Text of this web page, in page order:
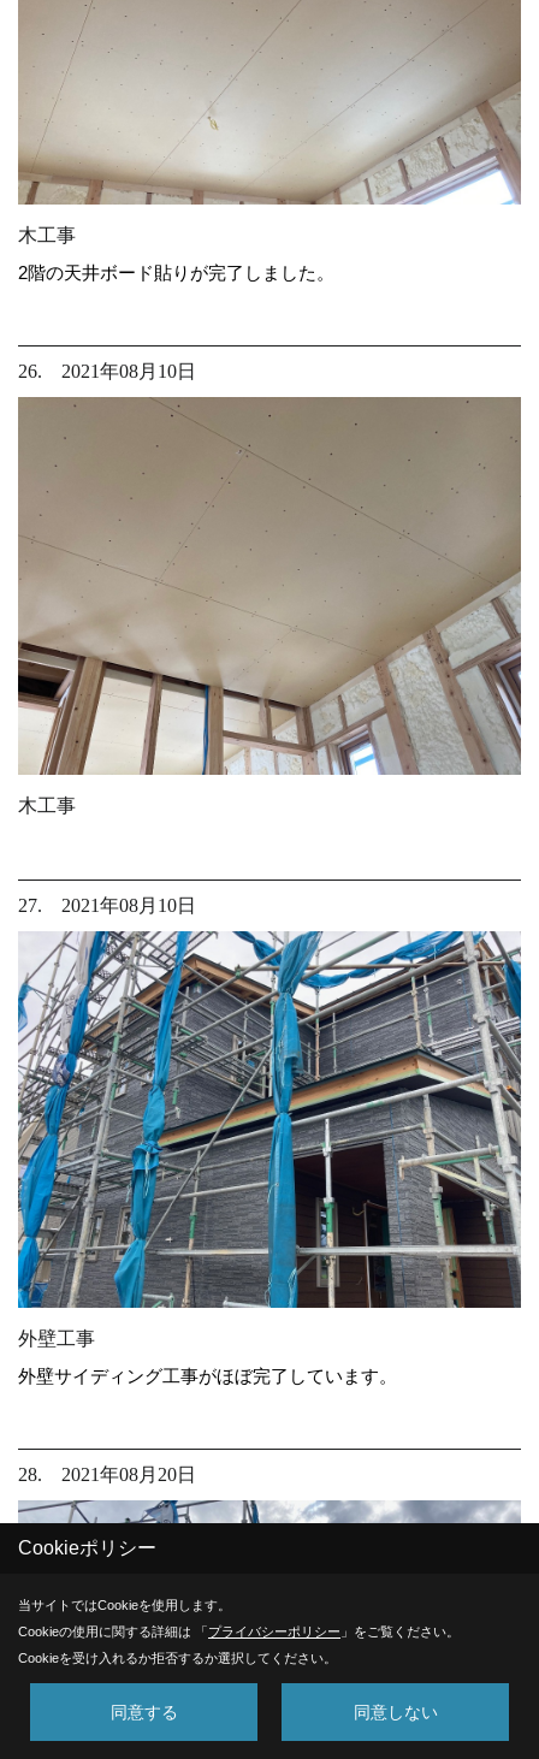
木工事
2階の天井ボード貼りが完了しました。
26. 2021年08月10日
木工事
27. 2021年08月10日
外壁工事
外壁サイディング工事がほぼ完了しています。
28. 2021年08月20日
Cookieポリシー
当サイトではCookieを使用します。
Cookieの使用に関する詳細は 「プライバシーポリシー 」をご覧ください。
Cookieを受け入れるか拒否するか選択してください。
同意する 同意しない